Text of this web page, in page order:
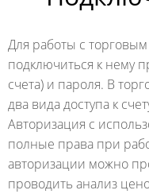
Для работы с
подключиться к нему
счета) и пароля. В
два вида доступа к
Авторизация с
полные права при
авторизации можно
проводить анализ